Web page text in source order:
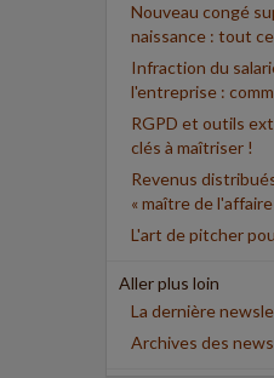
Nouveau congé
naissance : tout
Infraction du
l'entreprise :
RGPD et outils
clés à maîtriser !
Revenus
« maître de l'affaire
L'art de pitcher
Aller plus loin
La dernière
Archives des